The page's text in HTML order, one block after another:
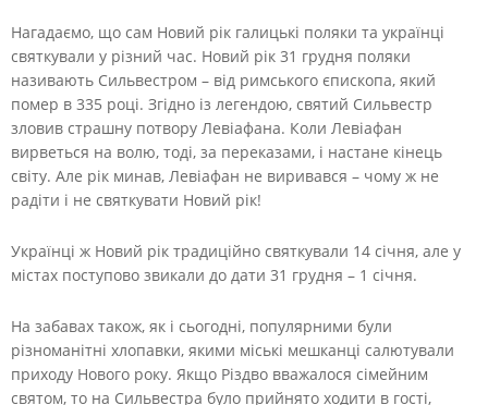
Нагадаємо, що сам Новий рік галицькі поляки та українці
святкували у різний час. Новий рік 31 грудня поляки
називають Сильвестром – від римського єпископа, який
помер в 335 році. Згідно із легендою, святий Сильвестр
зловив страшну потвору Левіафана. Коли Левіафан
вирветься на волю, тоді, за переказами, і настане кінець
світу. Але рік минав, Левіафан не виривався – чому ж не
радіти і не святкувати Новий рік!
Українці ж Новий рік традиційно святкували 14 січня, але у
містах поступово звикали до дати 31 грудня – 1 січня.
На забавах також, як і сьогодні, популярними були
різноманітні хлопавки, якими міські мешканці салютували
приходу Нового року. Якщо Різдво вважалося сімейним
святом, то на Сильвестра було прийнято ходити в гості,